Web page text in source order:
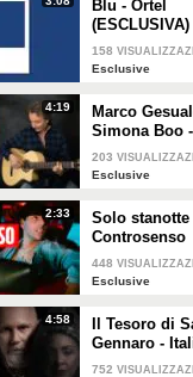
Blu - Ortel
(ESCLUSIVA)
158
Esclusive
4:19
Marco
Simona Boo
poco
203
Esclusive
2:33
Solo stanotte
Controsenso
(ESCLUSIVA)
448
Esclusive
4:58
Il Tesoro di
Gennaro -
(ESCLUSIVA)
752
Esclusive